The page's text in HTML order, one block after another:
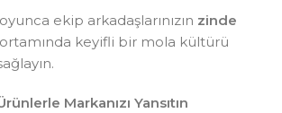
ekip arkadaşlarınızın zinde
keyifli bir mola kültürü
Markanızı Yansıtın